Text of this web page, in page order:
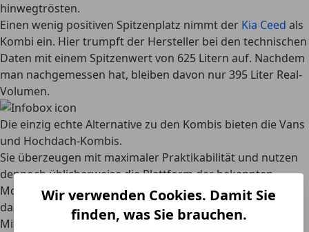
Wir verwenden Cookies. Damit Sie
finden, was Sie brauchen.
hinwegtrösten.
Einen wenig positiven Spitzenplatz nimmt der Kia Ceed als
Kombi ein. Hier trumpft der Hersteller bei den technischen
Daten mit einem Spitzenwert von 625 Litern auf. Nachdem
man nachgemessen hat, bleiben davon nur 395 Liter Real-
Volumen.
Die einzig echte Alternative zu den Kombis bieten die Vans
und Hochdach-Kombis.
Sie überzeugen mit maximaler Praktikabilität und nutzen
dennoch üblicherweise die Plattform der bekannten
Modelle aus dem Kombiangebot. Für den Fahrer bedeutet
das: Sitzen wie im PKW, aber Raumangebot für
Mitfahrende und Gepäck, als würde man einen echten